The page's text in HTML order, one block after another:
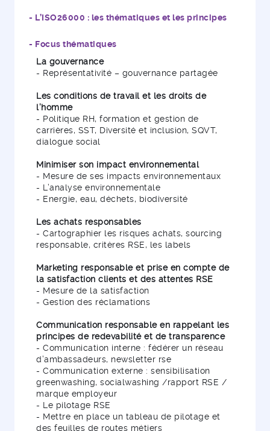
- L’ISO26000 : les thématiques et les principes
- Focus thématiques
La gouvernance
- Représentativité – gouvernance partagée
Les conditions de travail et les droits de
l’homme
- Politique RH, formation et gestion de
carrières, SST, Diversité et inclusion, SQVT,
dialogue social
Minimiser son impact environnemental
- Mesure de ses impacts environnementaux
- L’analyse environnementale
- Energie, eau, déchets, biodiversité
Les achats responsables
- Cartographier les risques achats, sourcing
responsable, critères RSE, les labels
Marketing responsable et prise en compte de
la satisfaction clients et des attentes RSE
- Mesure de la satisfaction
- Gestion des réclamations
Communication responsable en rappelant les
principes de redevabilité et de transparence
- Communication interne : fédérer un réseau
d’ambassadeurs, newsletter rse
- Communication externe : sensibilisation
greenwashing, socialwashing /rapport RSE /
marque employeur
- Le pilotage RSE
- Mettre en place un tableau de pilotage et
des feuilles de routes métiers